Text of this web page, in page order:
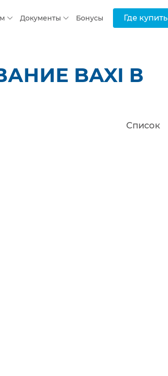
Документы Бонусы Где купить
BAXI В
Список